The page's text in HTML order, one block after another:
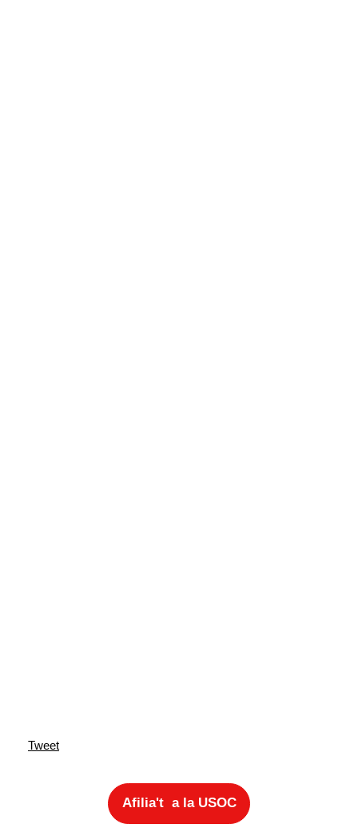
Tweet
Afilia't a la USOC